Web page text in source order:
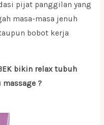
pijat panggilan yang
masa-masa jenuh
bobot kerja
bikin relax tubuh
?